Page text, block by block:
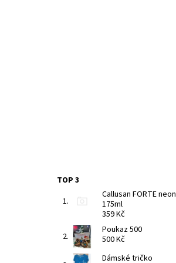
TOP 3
Callusan FORTE neon
175ml
359 Kč
Poukaz 500
500 Kč
Dámské tričko